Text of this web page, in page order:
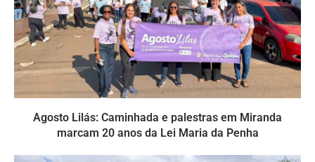
Agosto Lilás: Caminhada e palestras em Miranda
marcam 20 anos da Lei Maria da Penha